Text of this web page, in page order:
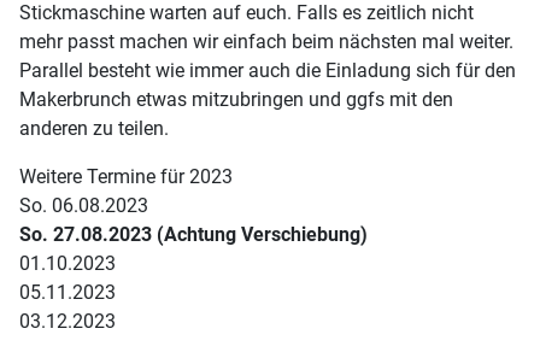
Stickmaschine warten auf euch. Falls es zeitlich nicht
mehr passt machen wir einfach beim nächsten mal weiter.
Parallel besteht wie immer auch die Einladung sich für den
Makerbrunch etwas mitzubringen und ggfs mit den
anderen zu teilen.
Weitere Termine für 2023
So. 06.08.2023
So. 27.08.2023 (Achtung Verschiebung)
01.10.2023
05.11.2023
03.12.2023